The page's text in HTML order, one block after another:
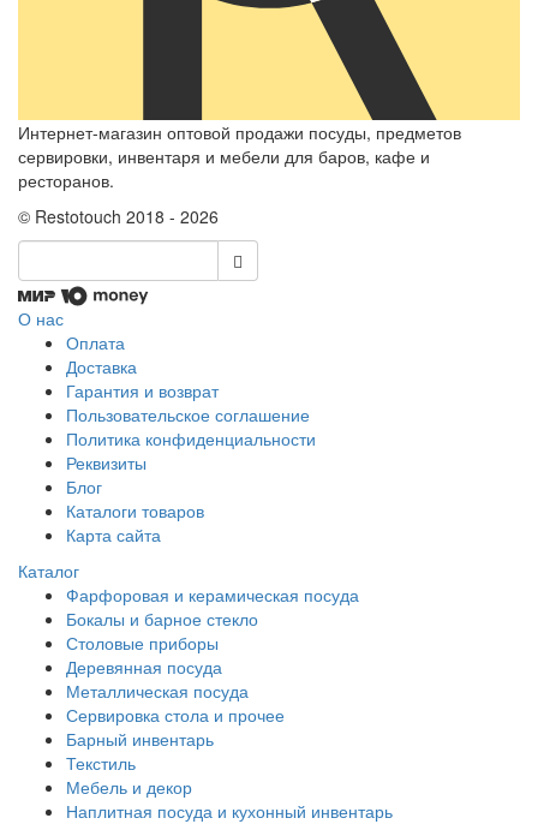
Интернет-магазин оптовой продажи посуды, предметов
сервировки, инвентаря и мебели для баров, кафе и
ресторанов.
© Restotouch 2018 - 2026
О нас
Оплата
Доставка
Гарантия и возврат
Пользовательское соглашение
Политика конфиденциальности
Реквизиты
Блог
Каталоги товаров
Карта сайта
Каталог
Фарфоровая и керамическая посуда
Бокалы и барное стекло
Столовые приборы
Деревянная посуда
Металлическая посуда
Сервировка стола и прочее
Барный инвентарь
Текстиль
Мебель и декор
Наплитная посуда и кухонный инвентарь